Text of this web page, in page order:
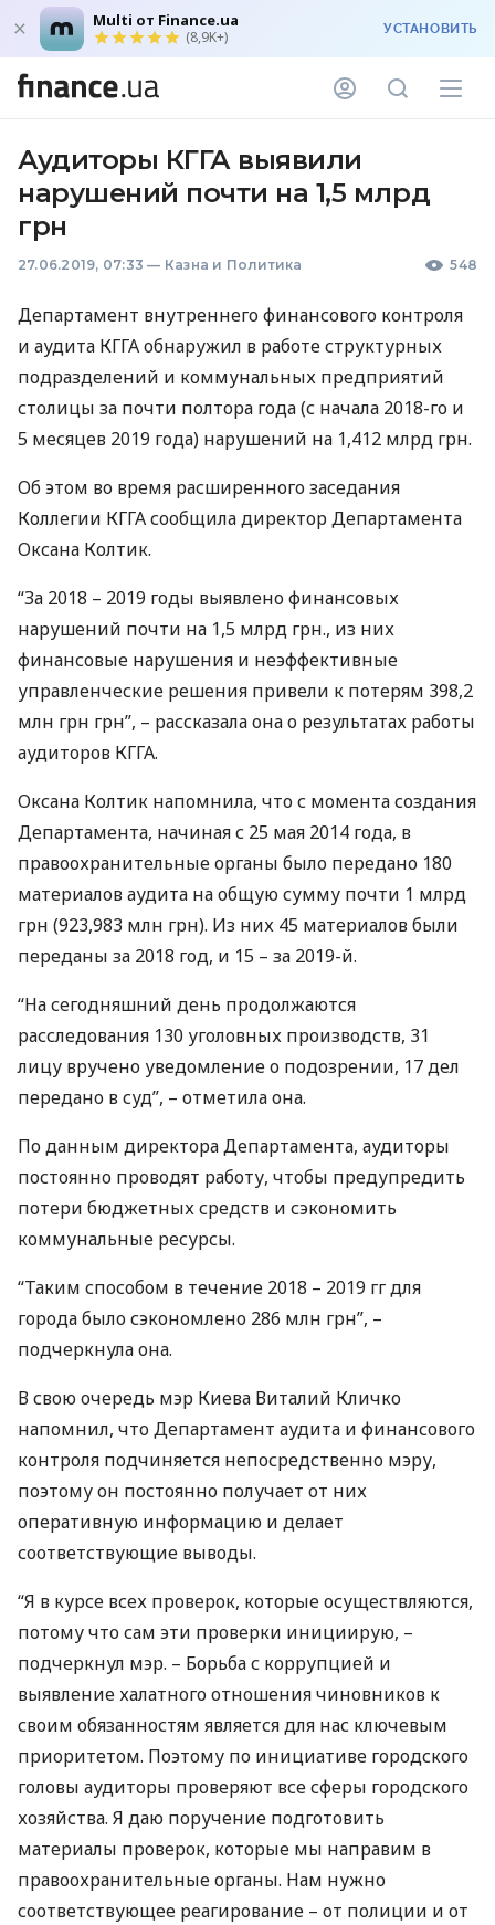
Multi от Finance.ua
(8,9K+) УСТАНОВИТЬ
Аудиторы КГГА выявили
нарушений почти на 1,5 млрд
грн
27.06.2019, 07:33 — Казна и Политика 548
Департамент внутреннего финансового контроля
и аудита КГГАобнаружил в работе структурных
подразделений и коммунальных предприятий
столицы за почти полтора года (с начала 2018-го и
5 месяцев 2019 года) нарушений на 1,412 млрд грн.
Об этом во время расширенного заседания
Коллегии КГГАсообщила директор Департамента
Оксана Колтик.
“За 2018 – 2019 годы выявлено финансовых
нарушений почти на 1,5 млрд грн., из них
финансовые нарушения и неэффективные
управленческие решения привели к потерям 398,2
млн грн грн”, – рассказала она о результатах работы
аудиторов КГГА.
Оксана Колтик напомнила, что с момента создания
Департамента, начиная с 25 мая 2014 года, в
правоохранительные органы было передано 180
материалов аудита на общую сумму почти 1 млрд
грн (923,983 млн грн). Из них 45 материалов были
переданы за 2018 год, и 15 – за 2019-й.
“На сегодняшний день продолжаются
расследования 130 уголовных производств, 31
лицу вручено уведомление о подозрении, 17 дел
передано в суд”, – отметила она.
По данным директора Департамента, аудиторы
постоянно проводят работу, чтобы предупредить
потери бюджетных средств и сэкономить
коммунальные ресурсы.
“Таким способом в течение 2018 – 2019 гг для
города было сэкономлено 286 млн грн”, –
подчеркнула она.
В свою очередь мэр Киева Виталий Кличко
напомнил, что Департамент аудита и финансового
контроля подчиняется непосредственно мэру,
поэтому он постоянно получает от них
оперативную информацию и делает
соответствующие выводы.
“Я в курсе всех проверок, которые осуществляются,
потому что сам эти проверки инициирую, –
подчеркнул мэр. – Борьба с коррупцией и
выявление халатного отношения чиновников к
своим обязанностям является для нас ключевым
приоритетом. Поэтому по инициативе городского
головы аудиторы проверяют все сферы городского
хозяйства. Я даю поручение подготовить
материалы проверок, которые мы направим в
правоохранительные органы. Нам нужно
соответствующее реагирование – от полиции и от